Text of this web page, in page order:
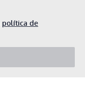
política de